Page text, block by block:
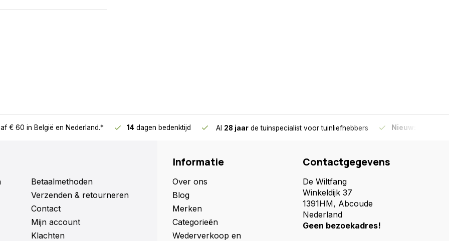
met lijnolie kunnen door
in het restafval worden
chemisch afval.
Uitsluitend op goed
proces). Aanraking
€ 60 in België en Nederland.* 14 dagen bedenktijd Al 28 jaar de tuinspecialist voor tuinliefhebbers Nieuw:
Betaalmethoden
Verzenden & retourneren
Contact
Mijn account
Klachten
Informatie
Over ons
Blog
Merken
Categorieën
Wederverkoop en
Contactgegevens
De Wiltfang
Winkeldijk 37
1391HM, Abcoude
Nederland
Geen bezoekadres!